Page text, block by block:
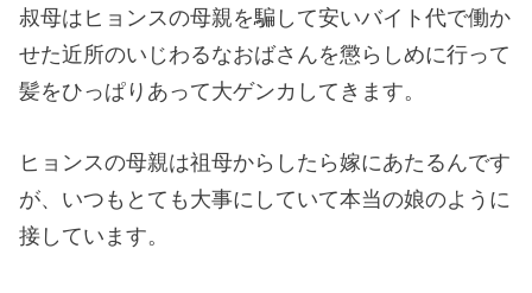
叔母はヒョンスの母親を騙して安いバイト代で働か
せた近所のいじわるなおばさんを懲らしめに行って
髪をひっぱりあって大ゲンカしてきます。
ヒョンスの母親は祖母からしたら嫁にあたるんです
が、いつもとても大事にしていて本当の娘のように
接しています。